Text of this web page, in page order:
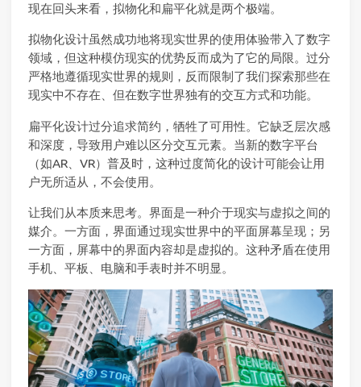
现在回头来看，拟物化和扁平化就是两个极端。
拟物化设计虽然成功地将现实世界的使用体验带入了数字
领域，但这种模仿现实的优势反而成为了它的局限。过分
严格地遵循现实世界的规则，反而限制了我们探索那些在
现实中不存在、但在数字世界独有的交互方式和功能。
扁平化设计过分追求简约，牺牲了可用性。它缺乏层次感
和深度，导致用户难以区分交互元素。当新的数字平台
（如AR、VR）普及时，这种过度简化的设计可能会让用
户无所适从，不会使用。
让我们从本质来思考。界面是一种介于现实与虚拟之间的
媒介。一方面，界面通过现实世界中的平面屏幕呈现；另
一方面，屏幕中的界面内容却是虚拟的。这种矛盾在使用
手机、平板、电脑和手表时并不明显。